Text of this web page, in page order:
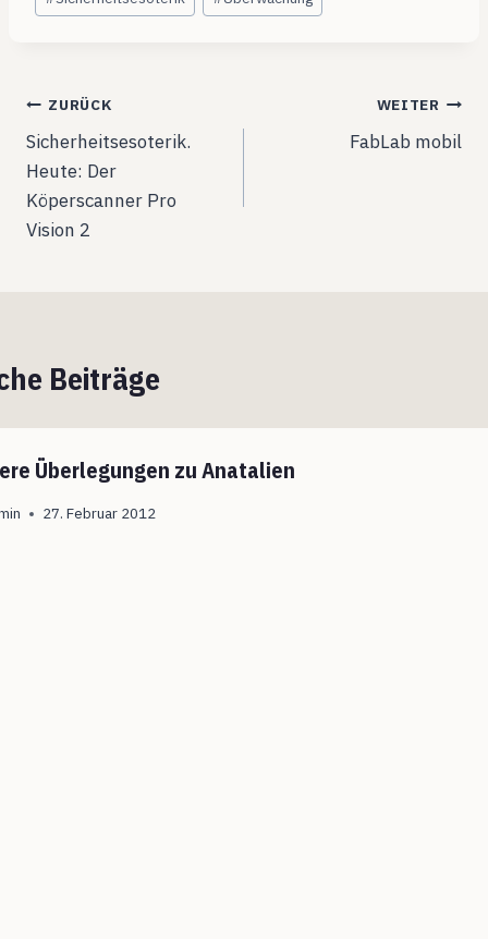
Beitragsnavigation
ZURÜCK
Sicherheitsesoterik.
Heute: Der
Köperscanner Pro
Vision 2
WEITER
FabLab mobil
Beiträge
Überlegungen zu Anatalien
27. Februar 2012